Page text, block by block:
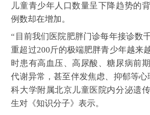
儿童青少年人口数量呈下降趋势的
例数却在增加。
“目前我们医院肥胖门诊每年接诊数
重超过200斤的极端肥胖青少年越来
时患有高血压、高尿酸、糖尿病前
代谢异常，甚至伴发焦虑、抑郁等心
科大学附属北京儿童医院内分泌遗
生对《知识分子》表示。